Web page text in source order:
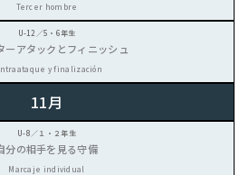
Tercer hombre
ーアタックとフィニッシュ
y finalización
11月
分の相手を見る守備
Marcaje individual